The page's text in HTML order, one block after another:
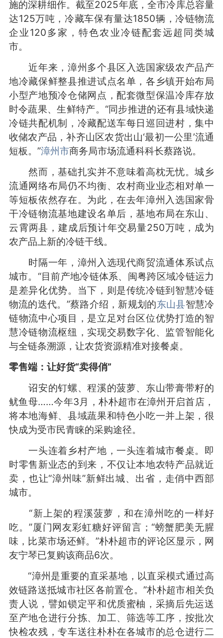
施的深耕细作。截至2025年底，全市冷库总容量
达125万吨，冷藏车保有量达1850辆，冷链物流
企业120多家，特色农业冷链配套远超同类城
市。
近年来，漳州多个县区入选国家级农产品产
地冷藏保鲜整县推进试点名单，各乡镇开始布局
小型产地预冷仓储网点，配套微型保温冷库存放
时令蔬果、生鲜特产。“同步推进的还有县域快递
冷链共配机制，冷藏配送车每日巡回进村，集中
收储农产品，补齐山区农货出山‘最初一公里’流通
短板。”漳州市商务局市场流通科科长蔡路说。
然而，基础扎实并不意味着高枕无忧。城乡
流通网络布局仍不均衡、农村商业业态相对单一
等短板依然存在。为此，在去年漳州入选国家骨
干冷链物流基地建设名单后，基地布局在东山、
云霄两县，建成后预计年交易量250万吨，成为
农产品上新的冷链干线。
时隔一年，漳州入选现代商贸流通体系试点
城市。“目前产地冷链体系、闽粤跨区域冷链运力
是差异化优势。当下，则是传统冷链到智慧冷链
物流的迭代。”蔡路介绍，新规划的东山县智慧冷
链物流中心项目，是立足对台区位优势打造的智
慧冷链物流枢纽，实现交易数字化、监管智能化
与全链条溯源，让农货资源精准对接餐桌。
零售端：让好货“卖得俏”
诏安的钉螺、程溪的菠萝、东山带膏带籽的
鱿鱼母……今年3月，朴朴超市在漳州开启首店，
将本地海鲜、县域蔬果和特色小吃一并上架，很
快成为受市民青睐的采购途径。
一头连着乡村产地，一头连着城市餐桌。即
时零售新业态的到来，不仅让本地农特产品就近
卖，也让“漳州味”新鲜出城、出省，走俏中西部
城市。
“新上架的程溪菠萝，和在漳州吃的一样好
吃。”厦门网友彩虹糖好评留言；“螃蟹肥美无腥
味，比菜市场还鲜。”朴朴超市的评论区显示，网
友宁琴已复购该商品6次。
“漳州是重要的直采基地，以直采模式通过高
效链路送抵城市社区各前置仓。”朴朴超市相关负
责人说，譬如锁定平和优质蜜柚，采摘后先运送
至产地仓进行分拣、加工、筛选等工序，按批次
快检农残，专车送往朴朴在各城市的总仓进行二